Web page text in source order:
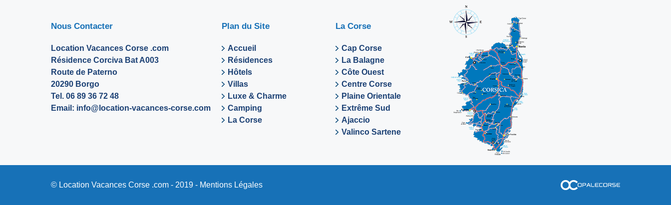
Nous Contacter
Location Vacances Corse .com
Résidence Corciva Bat A003
Route de Paterno
20290 Borgo
Tel. 06 89 36 72 48
Email: info@location-vacances-corse.com
Plan du Site
Accueil
Résidences
Hôtels
Villas
Luxe & Charme
Camping
La Corse
La Corse
Cap Corse
La Balagne
Côte Ouest
Centre Corse
Plaine Orientale
Extrême Sud
Ajaccio
Valinco Sartene
© Location Vacances Corse .com - 2019 - Mentions Légales